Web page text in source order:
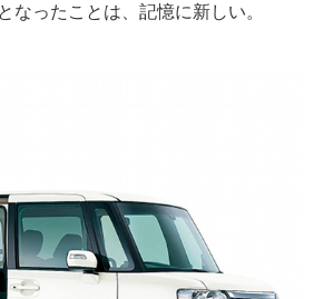
なったことは、記憶に新しい。